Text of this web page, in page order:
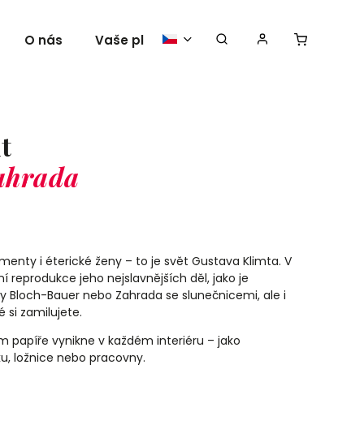
O nás Vaše plakáty
i éterické ženy – to je svět Gustava Klimta. V
reprodukce jeho nejslavnějších děl, jako je
Bloch-Bauer nebo Zahrada se slunečnicemi, ale i
si zamilujete.
papíře vynikne v každém interiéru – jako
ložnice nebo pracovny.